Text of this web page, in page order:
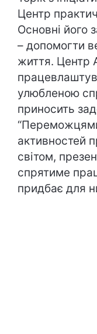
Центр
Основні його
– допомогти
життя. Центр
улюбленою
приносить
активностей
світом,
спрятиме
придбає для